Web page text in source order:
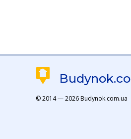
© 2014 — 2026 Budynok.com.ua